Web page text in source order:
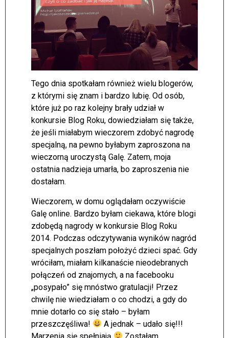
Tego dnia spotkałam również wielu blogerów,
z którymi się znam i bardzo lubię. Od osób,
które już po raz kolejny brały udział w
konkursie Blog Roku, dowiedziałam się także,
że jeśli miałabym wieczorem zdobyć nagrodę
specjalną, na pewno byłabym zaproszona na
wieczorną uroczystą Galę. Zatem, moja
ostatnia nadzieja umarła, bo zaproszenia nie
dostałam.
Wieczorem, w domu oglądałam oczywiście
Galę online. Bardzo byłam ciekawa, które blogi
zdobędą nagrody w konkursie Blog Roku
2014. Podczas odczytywania wyników nagród
specjalnych poszłam położyć dzieci spać. Gdy
wróciłam, miałam kilkanaście nieodebranych
połączeń od znajomych, a na facebooku
„posypało” się mnóstwo gratulacji! Przez
chwilę nie wiedziałam o co chodzi, a gdy do
mnie dotarło co się stało – byłam
przeszczęśliwa!
A jednak – udało się!!!